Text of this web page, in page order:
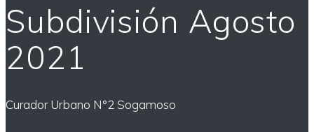
Subdivisión Agosto
2021
Curador Urbano N°2 Sogamoso